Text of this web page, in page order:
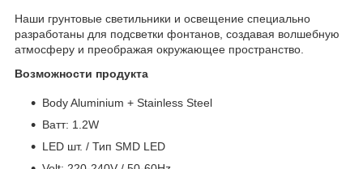
Наши грунтовые светильники и освещение специально
разработаны для подсветки фонтанов, создавая волшебную
атмосферу и преображая окружающее пространство.
Возможности продукта
Body Aluminium + Stainless Steel
Bатт: 1.2W
LED шт. / Тип SMD LED